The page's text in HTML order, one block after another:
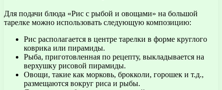
Для подачи блюда «Рис с рыбой и овощами» на большой
тарелке можно использовать следующую композицию:
Рис располагается в центре тарелки в форме круглого
коврика или пирамиды.
Рыба, приготовленная по рецепту, выкладывается на
верхушку рисовой пирамиды.
Овощи, такие как морковь, брокколи, горошек и т.д.,
размещаются вокруг риса и рыбы.